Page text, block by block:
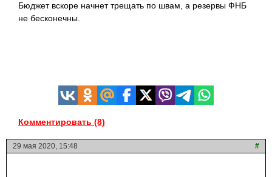
Бюджет вскоре начнет трещать по швам, а резервы ФНБ
не бесконечны.
Комментировать (8)
29 мая 2020, 15:48 #